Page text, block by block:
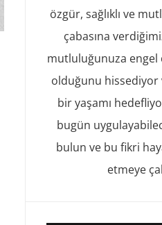
özgür, sağlıklı ve
çabasına
mutluluğunuza engel
olduğunu hissediyor
bir yaşamı
bugün
bulun ve bu fikri
etmeye